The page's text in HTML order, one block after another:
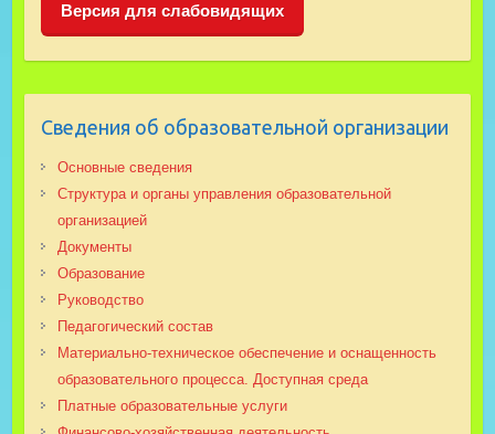
Версия для слабовидящих
Сведения об образовательной организации
Основные сведения
Структура и органы управления образовательной
организацией
Документы
Образование
Руководство
Педагогический состав
Материально-техническое обеспечение и оснащенность
образовательного процесса. Доступная среда
Платные образовательные услуги